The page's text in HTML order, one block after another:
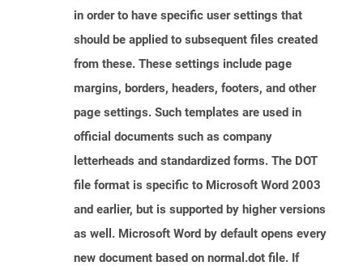
in order to have specific user settings that
should be applied to subsequent files created
from these. These settings include page
margins, borders, headers, footers, and other
page settings. Such templates are used in
official documents such as company
letterheads and standardized forms. The DOT
file format is specific to Microsoft Word 2003
and earlier, but is supported by higher versions
as well. Microsoft Word by default opens every
new document based on normal.dot file. If